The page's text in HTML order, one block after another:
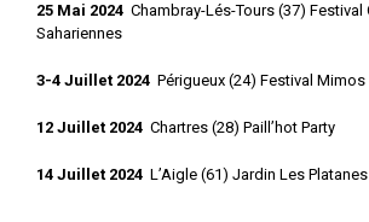
25 Mai 2024 Chambray-Lés-Tours (37) Festival
Sahariennes
3-4 Juillet 2024 Périgueux (24) Festival Mimos
12 Juillet 2024 Chartres (28) Paill’hot Party
14 Juillet 2024 L’Aigle (61) Jardin Les Platanes